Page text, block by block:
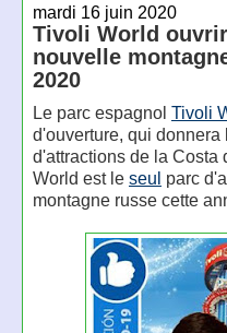
mardi 16 juin 2020
Tivoli World
nouvelle
2020
Le parc espagnol Tivoli
d'ouverture, qui
d'attractions de la Costa
World est le seul parc
montagne russe cette